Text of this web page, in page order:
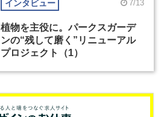
インタビュー 7/13
植物を主役に。パークスガーデ
ンの“残して磨く”リニューアル
プロジェクト（1）